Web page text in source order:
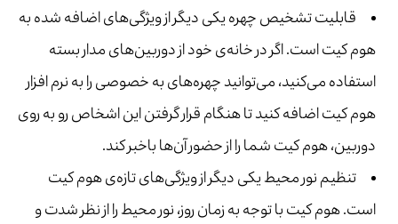
قابلیت تشخیص چهره یکی دیگر از ویژگی‌های اضافه شده به
هوم کیت است. اگر در خانه‌ی خود از دوربین‌های مدار بسته
استفاده می‌کنید، می‌توانید چهره‌های به خصوصی را به نرم افزار
هوم کیت اضافه کنید تا هنگام قرار گرفتن این اشخاص رو به روی
دوربین، هوم کیت شما را از حضور آن‌ها باخبر کند.
تنظیم نور محیط یکی دیگر از ویژگی‌های تازه‌ی هوم کیت
است. هوم کیت با توجه به زمان روز، نور محیط را از نظر شدت و